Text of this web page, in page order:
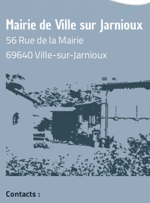
Mairie de Ville sur Jarnioux
56 Rue de la Mairie
69640 Ville-sur-Jarnioux
Contacts :